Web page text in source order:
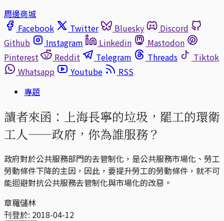
周邊商城
Facebook
Twitter Bluesky
Discord
Github
Instagram Linkedin
Mastodon
Pinterest
Reddit Telegram Threads
Tiktok
Whatsapp
Youtube
RSS
專題
讀者來函：上海長寧的垃圾，罷工的環衛
工人——政府，你為誰服務？
政府對於公共服務部門的去管制化，是公共服務市場化、勞工
勞動條件下降的主因，因此，要提升勞工的勞動條件，就不可
能迴避對抗公共服務去管制化與市場化的改惡。
章羅儲林
刊登於: 2018-04-12